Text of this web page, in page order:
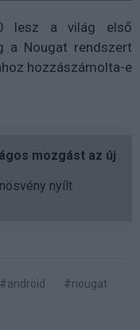
lesz a világ első
a Nougat rendszert
hozzászámolta-e
mozgást az új
nyílt
#android
#nougat